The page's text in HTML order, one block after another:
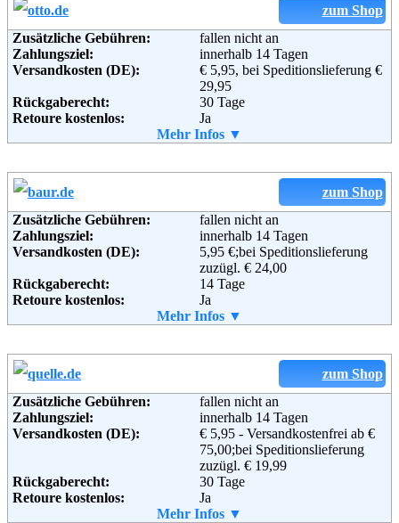
Weiterführende
Informationen:
Blog, AGB
zum Shop
Zusätzliche Gebühren:
fallen nicht an
Zahlungsziel:
innerhalb 14 Tagen
Versandkosten (DE):
€ 5,95, bei Speditionslieferung €
29,95
Rückgaberecht:
30 Tage
Retoure kostenlos:
Ja
im Paket enthalten
Weitere Zahlungsmethoden:
Adresse:
Otto GmbH & Co KG
Wandsbeker Straße 3-7
22172 Hamburg
Telefon:
+49 (0)40 - 6461 - 0
Fax:
+49 (0)40 - 6461 - 8571
service@otto.de
Weiterführende
Informationen:
Blog,AGB
Mehr Infos ▼
zum Shop
Zusätzliche Gebühren:
fallen nicht an
Zahlungsziel:
innerhalb 14 Tagen
Versandkosten (DE):
5,95 €;bei Speditionslieferung
zuzügl. € 24,00
Rückgaberecht:
14 Tage
Retoure kostenlos:
Ja
im Paket enthalten
Weitere Zahlungsmethoden:
Adresse:
Baur Versand (GmbH & Co KG)
Bahnhofstraße 10
96222 Burgkunstadt
+49 (0)180-530 50 50
Fax:
+49 (0)9572-91 22 55
Email:
service@baur.de
Mehr Infos ▼
zum Shop
Zusätzliche Gebühren:
fallen nicht an
Zahlungsziel:
innerhalb 14 Tagen
Versandkosten (DE):
€ 5,95 - Versandkostenfrei ab €
75,00;bei Speditionslieferung
zuzügl. € 19,99
Rückgaberecht:
30 Tage
Retoure kostenlos:
Ja
im Paket enthalten
Mehr Infos ▼